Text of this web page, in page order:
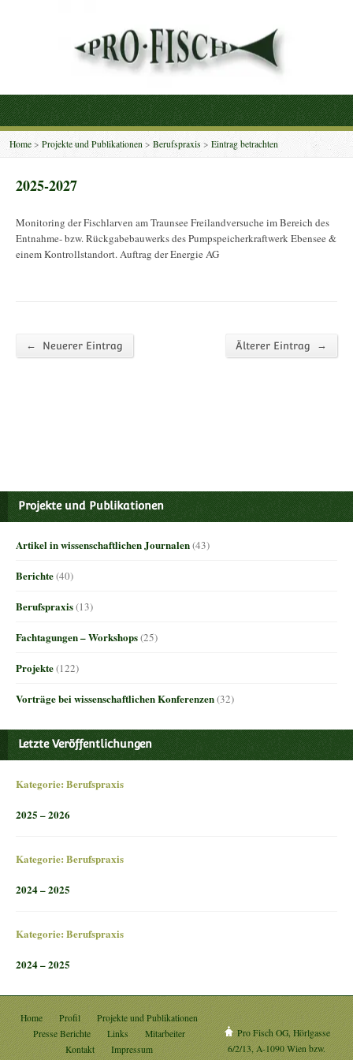
Home >Projekte und Publikationen >Berufspraxis > Eintrag betrachten
2025-2027
Monitoring der Fischlarven am Traunsee Freilandversuche im Bereich des
Entnahme- bzw. Rückgabebauwerks des Pumpspeicherkraftwerk Ebensee &
einem Kontrollstandort. Auftrag der Energie AG
← Neuerer Eintrag Älterer Eintrag →
Projekte und Publikationen
Artikel in wissenschaftlichen Journalen(43)
Berichte(40)
Berufspraxis(13)
Fachtagungen – Workshops(25)
Projekte(122)
Vorträge bei wissenschaftlichen Konferenzen(32)
Letzte Veröffentlichungen
Kategorie: Berufspraxis
2025 – 2026
Kategorie: Berufspraxis
2024 – 2025
Kategorie: Berufspraxis
2024 – 2025
Home Profil
Projekte und Publikationen
Presse Berichte
Links
Mitarbeiter
Kontakt
Impressum
Pro Fisch OG, Hörlgasse
6/2/13, A-1090 Wien bzw.